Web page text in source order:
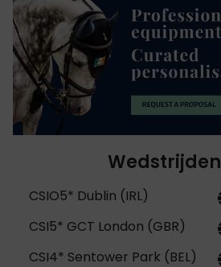
Wedstrijden
CSIO5* Dublin (IRL)
CSI5* GCT London (GBR)
CSI4* Sentower Park (BEL)